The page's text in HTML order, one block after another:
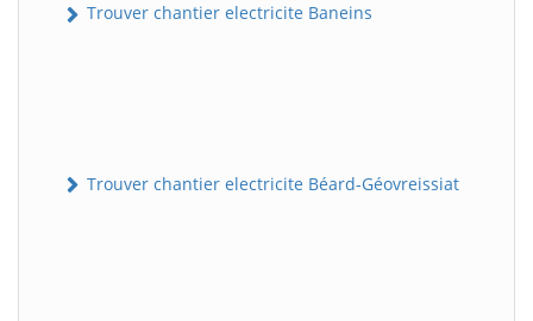
Trouver chantier electricite Baneins
Trouver chantier electricite Béard-Géovreissiat